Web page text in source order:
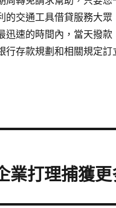
的交通工具借貸服務大
迅速的時間內，當天撥
行存款規劃和相關規定訂
業打理捕獲